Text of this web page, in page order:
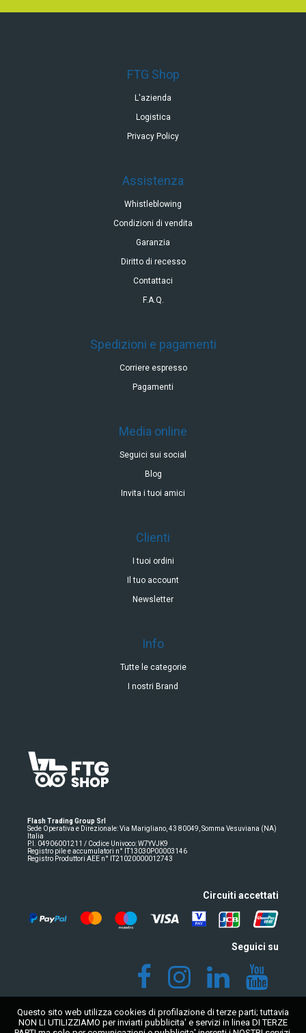
FTG Shop
L'azienda
Logistica
Privacy Policy
Assistenza
Whistleblowing
Condizioni di vendita
Garanzia
Diritto di recesso
Contattaci
F.A.Q.
Spedizioni e pagamenti
Corriere espresso
Pagamenti
Media online
Seguici sui social
Blog
Invita i tuoi amici
Clienti
I tuoi ordini
Il tuo account
Newsletter
Info
Tutte le categorie
I nostri Brand
Flash Trading Group Srl
Sede Operativa e Direzionale: Via Marigliano, 43 80049, Somma Vesuviana (NA)
Italia
P.I. 04906001211 / Codice Univoco: W7YVJK9
Registro pile e accumulatori n° IT13030P00003146
Registro Produttori AEE n° IT21020000012743
Circuiti accettati
Seguici su
Questo sito web utilizza cookies di profilazione di terze parti; tuttavia
NON LI UTILIZZIAMO per inviarti pubblicita' e servizi in linea DI TERZE